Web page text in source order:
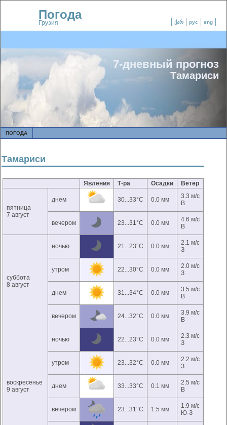
ქარ рус eng
Погода
Грузия
7-дневный прогноз
Тамариси
ПОГОДА
Тамариси
Явления Т-ра Осадки Ветер
пятница
7 август
днем 30...33°C 0.0 мм
3.3 м/с
В
вечером 23...31°C 0.0 мм
4.6 м/с
В
суббота
8 август
ночью 21...23°C 0.0 мм
2.1 м/с
З
утром 22...30°C 0.0 мм
2.0 м/с
З
днем 31...34°C 0.0 мм
3.5 м/с
В
вечером 24...32°C 0.0 мм
3.9 м/с
В
воскресенье
9 август
ночью 22...23°C 0.0 мм
2.3 м/с
З
утром 23...32°C 0.0 мм
2.2 м/с
З
днем 33...33°C 0.1 мм
2.5 м/с
В
вечером 23...31°C 1.5 мм
1.9 м/с
Ю-З